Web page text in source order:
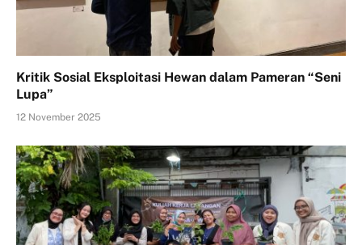
Kritik Sosial Eksploitasi Hewan dalam Pameran “Seni
Lupa”
12 November 2025